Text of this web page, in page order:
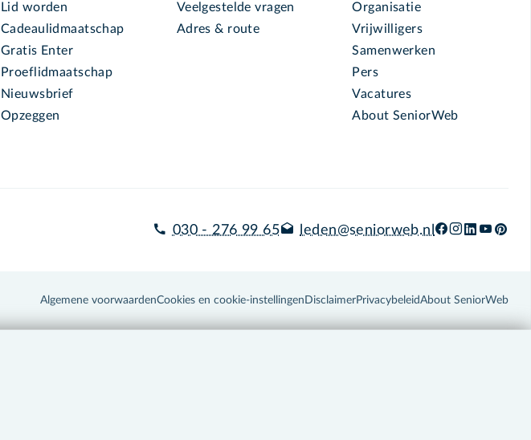
Lid worden
Cadeaulidmaatschap
Gratis Enter
Proeflidmaatschap
Nieuwsbrief
Opzeggen
Veelgestelde vragen
Adres & route
Organisatie
Vrijwilligers
Samenwerken
Pers
Vacatures
About SeniorWeb
030 - 276 99 65 leden@seniorweb.nl
Algemene voorwaardenCookies en cookie-instellingen DisclaimerPrivacybeleidAbout SeniorWeb